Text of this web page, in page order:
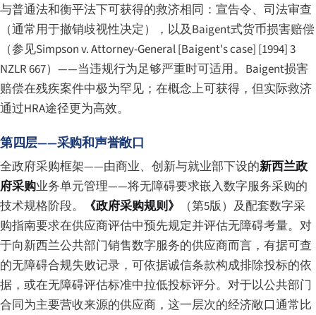
与普通法和衡平法下可获得的救济相同：宣告令、司法审查
（通常用于撤销歧视性决定），以及Baigent式货币损害赔偿
（参见Simpson v. Attorney-General [Baigent's case] [1994] 3
NZLR 667）——当违规行为足够严重时可适用。Baigent损害
赔偿在残疾案件中极为罕见；在概念上可获得，但实际救济
通过HRA途径更为高效。
第四层——采购和声誉敞口
全政府采购框架——由商业、创新与就业部下设的新西兰政
府采购业务单元管理——将无障碍要求嵌入数字服务采购的
技术规格阶段。
《政府采购规则》
（第5版）及配套数字采
购指南要求在供应商评估中预先规定并评估无障碍考量。对
于向新西兰公共部门销售数字服务的供应商而言，有据可查
的无障碍合规失败记录，可依据诚信条款构成排除投标的依
据，或在无障碍评估标准中拉低投标评分。对于以公共部门
合同为主要营收来源的供应商，这一层次的经济敞口通常比